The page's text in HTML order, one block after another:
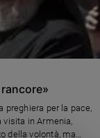
preghiera per la pace,
visita in Armenia,
della volontà, ma